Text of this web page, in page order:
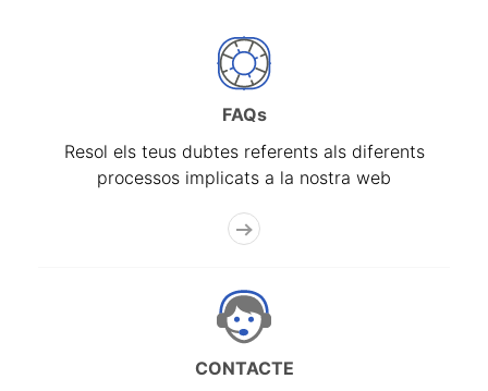
FAQs
Resol els teus dubtes referents als diferents
processos implicats a la nostra web
CONTACTE